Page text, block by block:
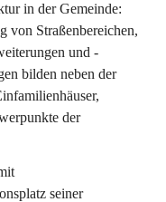
in der Gemeinde:
von Straßenbereichen,
und -
bilden neben der
der
seiner